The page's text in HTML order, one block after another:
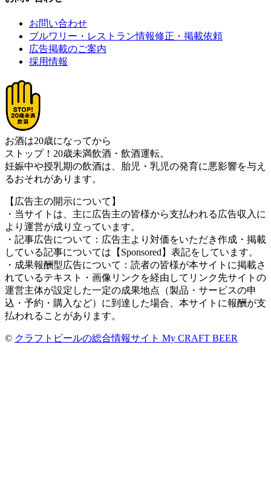
お問い合わせ
ブルワリー・レストラン情報修正・掲載依頼
広告掲載のご案内
採用情報
お酒は20歳になってから
ストップ！20歳未満飲酒・飲酒運転。
妊娠中や授乳期の飲酒は、胎児・乳児の発育に悪影響を与え
るおそれがあります。
【広告主の開示について】
・当サイトは、主に広告主の皆様から支払われる広告収入に
より運営が成り立っています。
・記事広告について：広告主より対価をいただき作成・掲載
している記事については【Sponsored】表記をしています。
・成果報酬型広告について：読者の皆様が本サイトに掲載さ
れているテキスト・画像リンクを経由してリンク先サイトの
運営主体が設定した一定の成果地点（製品・サービスの申
込・予約・購入など）に到達した場合、本サイトに報酬が支
払われることがあります。
© クラフトビールの総合情報サイト My CRAFT BEER